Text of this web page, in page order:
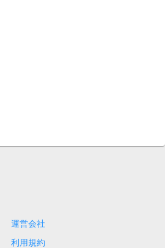
運営会社
利用規約